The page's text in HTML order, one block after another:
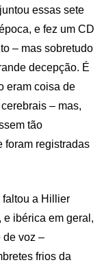
essas sete
e fez um CD
– mas sobretudo
decepção. É
eram coisa de
– mas,
tão
foram registradas
faltou a Hillier
ibérica em geral,
de voz –
frios da